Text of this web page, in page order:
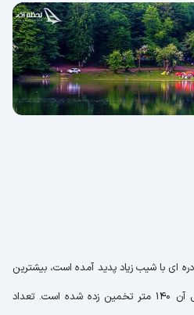
ای با شیب زیاد پدید آمده است، بیشترین
طول آن 380 متر و بیشترین عرض آن 140 متر تخمین زده شده است. تعداد